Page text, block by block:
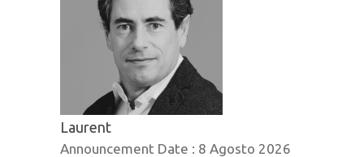
Laurent
Announcement Date : 8 Agosto 2026